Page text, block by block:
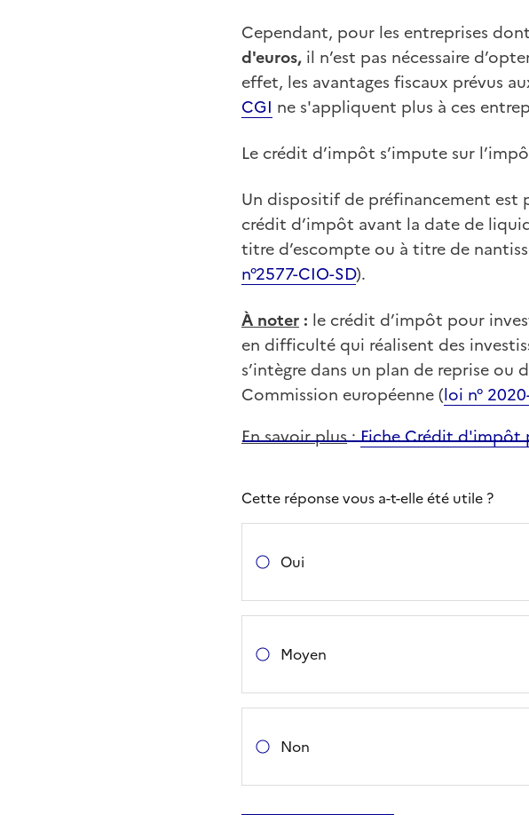
Cependant, pour les entreprises
d'euros, il n’est pas nécessaire
effet, les avantages fiscaux prévus
CGI ne s'appliquent plus à ces
Le crédit d’impôt s’impute sur
Un dispositif de préfinancement est
crédit d’impôt avant la date de
titre d’escompte ou à titre de
n°2577-CIO-SD).
À noter : le crédit d’impôt pour
en difficulté qui réalisent des
s’intègre dans un plan de reprise
Commission européenne (loi n°
En savoir plus:Fiche Crédit d'impôt
Cette réponse vous a-t-elle été utile ?
Oui
Moyen
Non